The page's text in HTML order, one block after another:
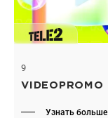
9
VIDEOPROMO
Узнать больше